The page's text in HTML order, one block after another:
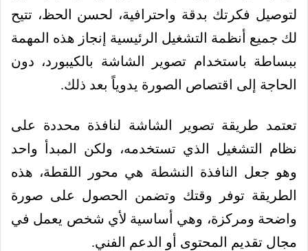
لتوصيل فكرتك بدقة واحترافية، لحسن الحظ، تتيح
لك جميع أنظمة التشغيل الرئيسية إنجاز هذه المهمة
ببساطة باستخدام تصوير الشاشة بالكيبورد، دون
الحاجة إلى اقتصاص الصورة يدوياً بعد ذلك.
تعتمد طريقة تصوير الشاشة لنافذة محددة على
نظام التشغيل الذي تستخدمه، ولكن المبدأ واحد
وهو جعل النافذة النشطة هي محور اللقطة، هذه
الطريقة توفر وقتك وتضمن الحصول على صورة
واضحة ومركزة، وهي أساسية لأي شخص يعمل في
مجال تقديم المحتوى أو الدعم الفني.